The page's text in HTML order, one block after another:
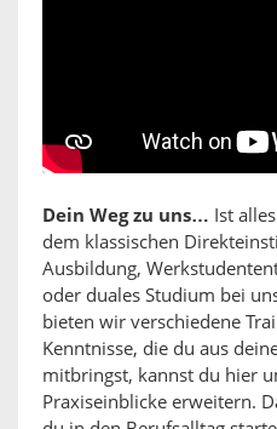
Dein Weg zu uns… Ist
dem klassischen
Ausbildung,
oder duales Studium bei
bieten wir verschiedene
Kenntnisse, die du aus
mitbringst, kannst du hier
Praxiseinblicke erweitern.